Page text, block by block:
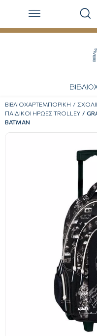
ΒΙΒΛΙΟΧΑΡΤΕΜΠΟΡΙΚΗ
ΠΑΙΔΙΚΟΙ ΗΡΩΕΣ TROLLEY
BATMAN